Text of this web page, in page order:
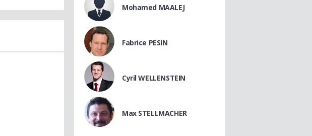
Mohamed MAALEJ
Fabrice PESIN
Cyril WELLENSTEIN
Max STELLMACHER